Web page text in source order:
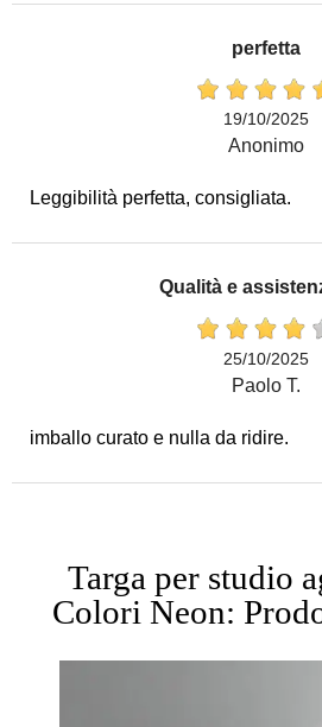
perfetta
19/10/2025
Anonimo
Leggibilità perfetta, consigliata.
Qualità e
25/10/2025
Paolo T.
imballo curato e nulla da ridire.
Targa per studio
Colori Neon: